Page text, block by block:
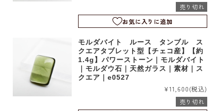
売り切れ
お気に入りに追加
モルダバイト ルース タンブル ス
クエアタブレット型【チェコ産】【約
1.4g】パワーストーン｜モルダバイト
｜モルダウ石｜天然ガラス｜素材｜ス
クエア｜e0527
¥11,600(税込)
売り切れ